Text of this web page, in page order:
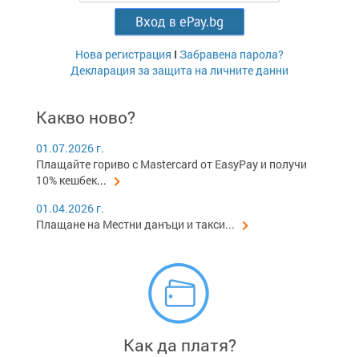
Нова регистрация I Забравена парола?
Декларация за защита на личните данни
Какво ново?
01.07.2026 г.
Плащайте гориво с Mastercard от EasyPay и получи
10% кешбек...
01.04.2026 г.
Плащане на Местни данъци и такси...
Как да платя?